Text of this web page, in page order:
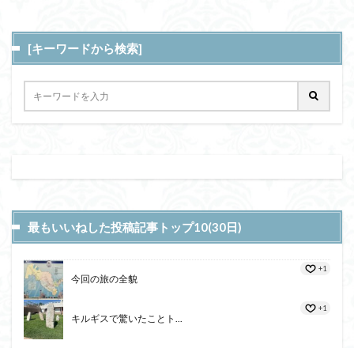
[キーワードから検索]
最もいいねした投稿記事トップ10(30日)
今回の旅の全貌
+1
キルギスで驚いたことト...
+1